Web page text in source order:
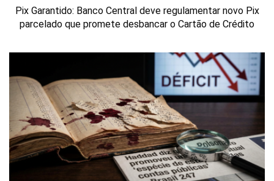
Pix Garantido: Banco Central deve regulamentar novo Pix
parcelado que promete desbancar o Cartão de Crédito